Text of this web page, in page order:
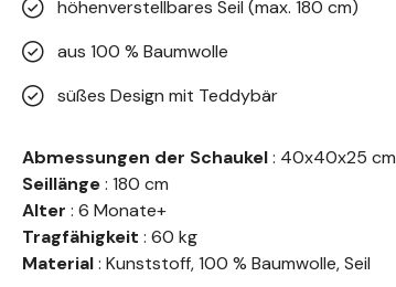
höhenverstellbares Seil (max. 180 cm)
aus 100 % Baumwolle
süßes Design mit Teddybär
Abmessungen der Schaukel: 40x40x25 cm
Seillänge: 180 cm
Alter : 6 Monate+
Tragfähigkeit : 60 kg
Material: Kunststoff, 100 % Baumwolle, Seil